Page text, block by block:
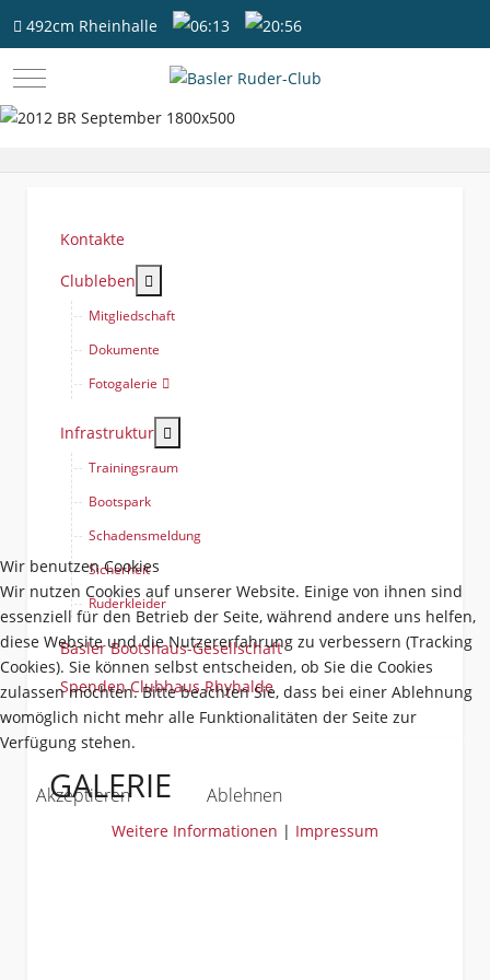
492cm Rheinhalle 06:13 20:56
Mobile Menu Toggle
Kontakte
Clubleben
Mitgliedschaft
Dokumente
Fotogalerie
Infrastruktur
Trainingsraum
Bootspark
Schadensmeldung
Sicherheit
Ruderkleider
Basler Bootshaus-Gesellschaft
Spenden Clubhaus Rhyhalde
GALERIE
Wir benutzen Cookies
Wir nutzen Cookies auf unserer Website. Einige von ihnen sind
essenziell für den Betrieb der Seite, während andere uns helfen,
diese Website und die Nutzererfahrung zu verbessern (Tracking
Cookies). Sie können selbst entscheiden, ob Sie die Cookies
zulassen möchten. Bitte beachten Sie, dass bei einer Ablehnung
womöglich nicht mehr alle Funktionalitäten der Seite zur
Verfügung stehen.
Akzeptieren Ablehnen
Weitere Informationen | Impressum